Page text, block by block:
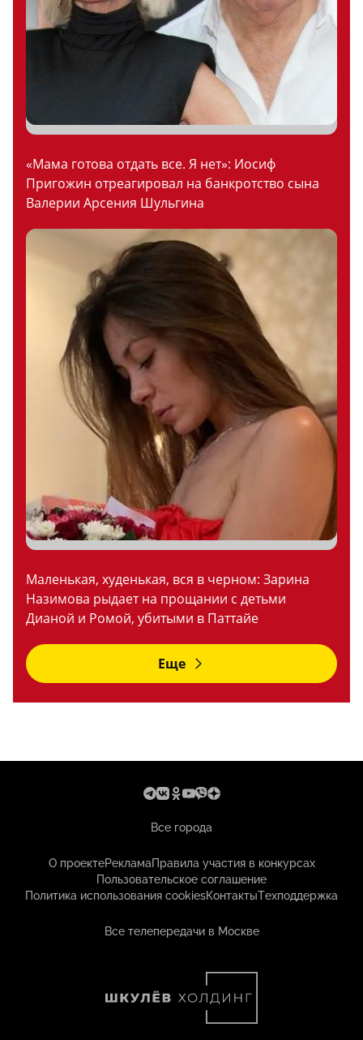
«Мама готова отдать все. Я нет»: Иосиф
Пригожин отреагировал на банкротство сына
Валерии Арсения Шульгина
Маленькая, худенькая, вся в черном: Зарина
Назимова рыдает на прощании с детьми
Дианой и Ромой, убитыми в Паттайе
Еще
Все города
О проектеРекламаПравила участия в конкурсах
Пользовательское соглашение
Политика использования cookiesКонтактыТехподдержка
Все телепередачи в Москве